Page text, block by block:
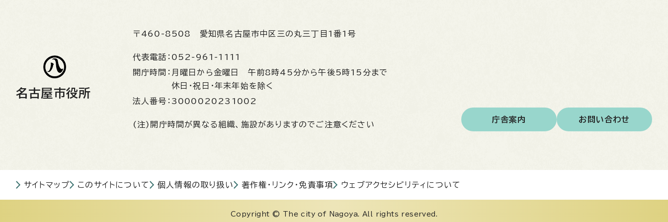
名古屋市役所
〒460-8508 愛知県名古屋市中区三の丸三丁目1番1号
代表電話： 052-961-1111
開庁時間： 月曜日から金曜日 午前8時45分から午後5時15分まで
休日・祝日・年末年始を除く
法人番号： 3000020231002
(注)開庁時間が異なる組織、施設がありますのでご注意ください
庁舎案内 お問い合わせ
サイトマップ このサイトについて 個人情報の取り扱い 著作権・リンク・免責事項 ウェブアクセシビリティについて
Copyright © The city of Nagoya. All rights reserved.